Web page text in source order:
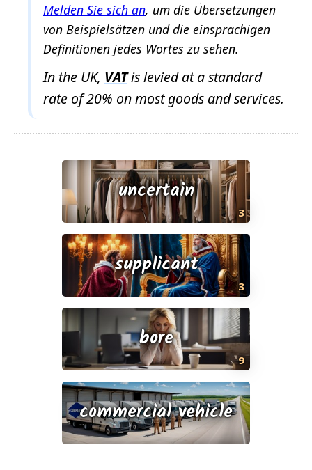
n
Melden Sie sich an, um die Übersetzungen
von Beispielsätzen und die einsprachigen
Definitionen jedes Wortes zu sehen.
In the UK, VATis levied at a standard
rate of 20% on most goods and services.
3
uncertain
3
supplicant
9
bore
commercial vehicle